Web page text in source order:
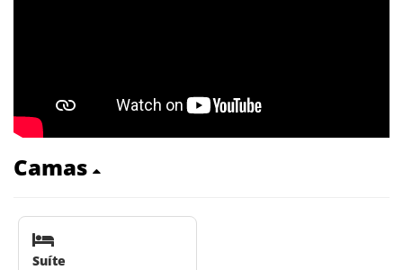
Camas
Suíte